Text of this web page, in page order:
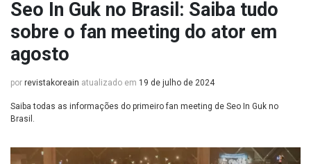
Seo In Guk no Brasil: Saiba tudo
sobre o fan meeting do ator em
agosto
por revistakoreain atualizado em 19 de julho de 2024
Saiba todas as informações do primeiro fan meeting de Seo In Guk no
Brasil.